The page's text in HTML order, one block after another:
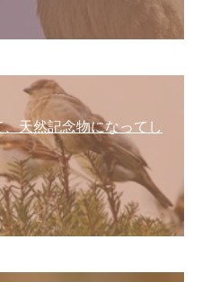
天然記念物になってし